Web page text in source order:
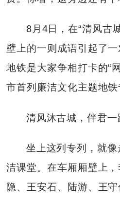
8月4日，在“清风古
壁上的一则成语引起了
地铁是大家争相打卡的“
市首列廉洁文化主题地铁
清风沐古城，伴君一
坐上这列专列，就
洁课堂。在车厢厢壁上
隐、王安石、陆游、王